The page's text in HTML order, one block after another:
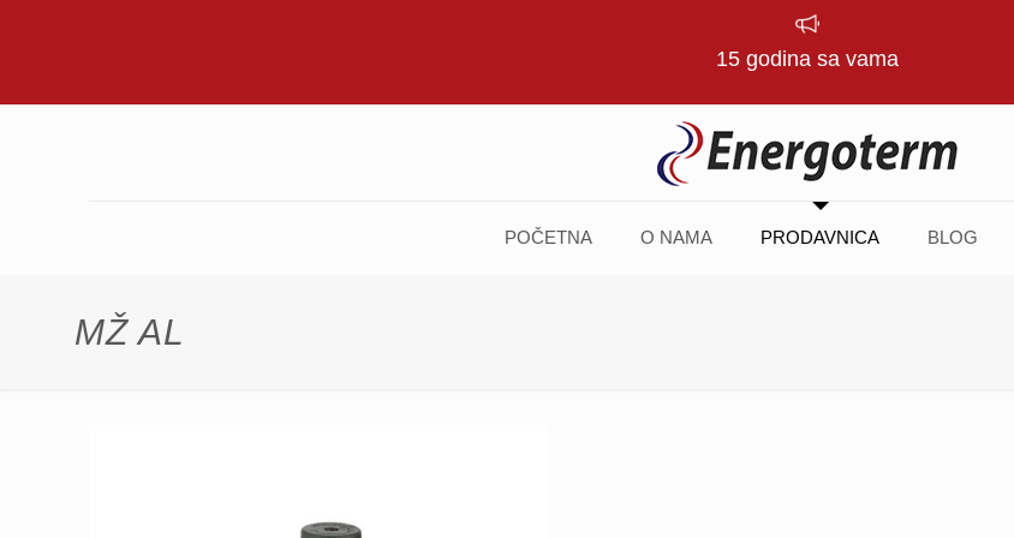
15 godina sa vama
POČETNA O NAMA PRODAVNICA BLOG
MŽ AL